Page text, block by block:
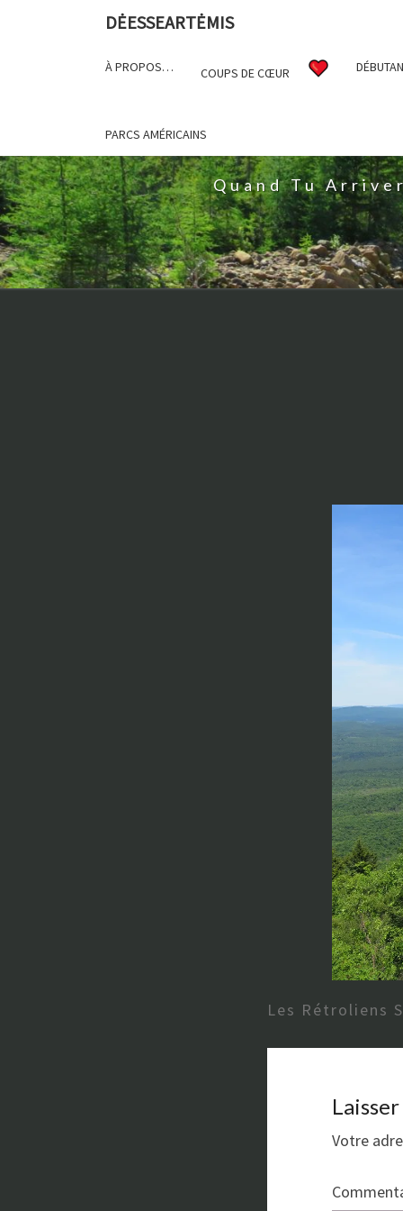
DĖESSEARTĖMIS
À PROPOS… COUPS DE CŒUR
PARCS AMÉRICAINS
Quand Tu
Les Rétroliens
Votre